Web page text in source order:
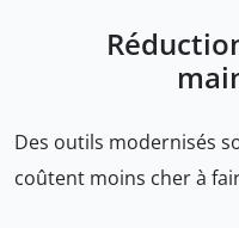
Des outils modernisés
coûtent moins cher à